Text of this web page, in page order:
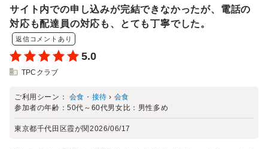
サイト内での申し込みが完結できなかったが、電話の
対応も配達員の対応も、とても丁寧でした。
返信コメントあり
5.0
TPCクラブ
ご利用シーン： 会食・接待 › 会食
参加者の年齢：50代～60代男女比： 男性多め
東京都千代田区霞が関2026/06/17